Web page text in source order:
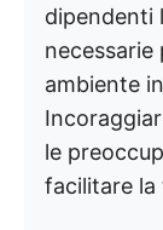
dipendenti
necessarie
ambiente
le
facilitare la